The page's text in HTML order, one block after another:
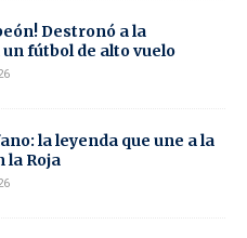
Destronó a la
fútbol de alto vuelo
la leyenda que une a la
la Roja